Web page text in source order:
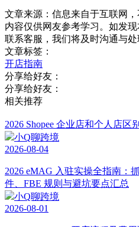
文章来源：信息来自于互联网
内容仅供网友参考学习。如发
联系客服，我们将及时沟通与
文章标签：
开店指南
分享给好友：
分享给好友：
相关推荐
2026 Shopee 企业店和个人店
小Q聊跨境
2026-08-04
2026 eMAG 入驻实操全指南：
件、FBE 规则与避坑要点汇总
小Q聊跨境
2026-08-01